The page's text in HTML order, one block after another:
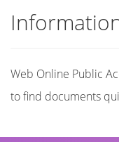
Web Online Public
to find documents